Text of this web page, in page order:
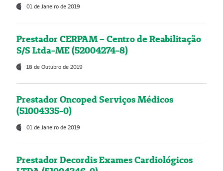
01 de Janeiro de 2019
Prestador CERPAM – Centro de Reabilitação
S/S Ltda-ME (52004274-8)
18 de Outubro de 2019
Prestador Oncoped Serviços Médicos
(51004335-0)
01 de Janeiro de 2019
Prestador Decordis Exames Cardiológicos